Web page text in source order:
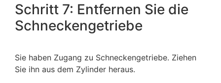
Schritt 7: Entfernen Sie die
Schneckengetriebe
Sie haben Zugang zu Schneckengetriebe. Ziehen
Sie ihn aus dem Zylinder heraus.